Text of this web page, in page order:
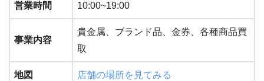
営業時間 10:00~19:00
事業内容
貴金属、ブランド品、金券、各種商品買
取
地図 店舗の場所を見てみる